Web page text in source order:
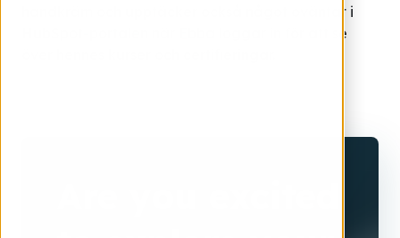
handkräm och upptäcker också något oväntat i
HubSpot-portalen när Ebba loggar in för att se